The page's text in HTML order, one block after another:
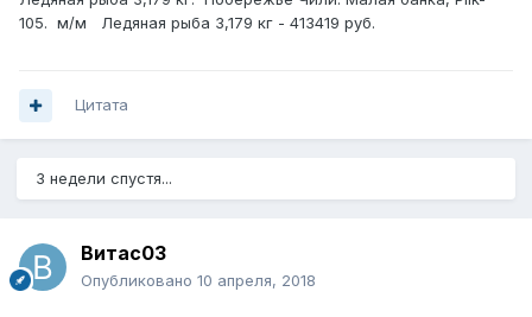
105. м/м Ледяная рыба 3,179 кг - 413419 руб.
Цитата
3 недели спустя...
Витас03
Опубликовано 10 апреля, 2018